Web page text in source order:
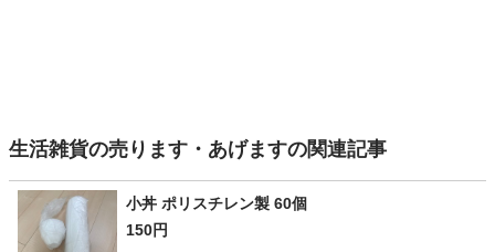
生活雑貨の売ります・あげますの関連記事
小丼 ポリスチレン製 60個
150円